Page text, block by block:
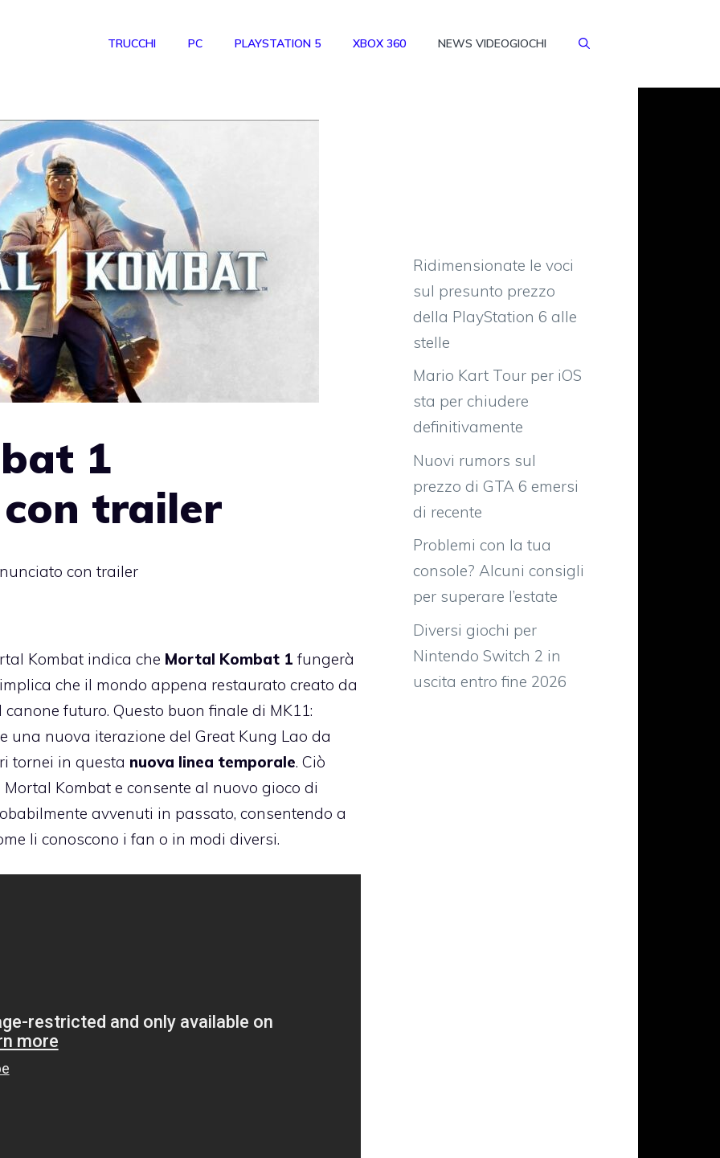
TRUCCHI PC PLAYSTATION 5 XBOX 360 NEWS VIDEOGIOCHI
1
trailer
con trailer
Kombat indica che Mortal Kombat 1 fungerà
che il mondo appena restaurato creato da
futuro. Questo buon finale di MK11:
una nuova iterazione del Great Kung Lao da
tornei in questa nuova linea temporale. Ciò
Kombat e consente al nuovo gioco di
avvenuti in passato, consentendo a
li conoscono i fan o in modi diversi.
Ridimensionate le voci
sul presunto prezzo
della PlayStation 6 alle
stelle
Mario Kart Tour per iOS
sta per chiudere
definitivamente
Nuovi rumors sul
prezzo di GTA 6 emersi
di recente
Problemi con la tua
console? Alcuni consigli
per superare l’estate
Diversi giochi per
Nintendo Switch 2 in
uscita entro fine 2026